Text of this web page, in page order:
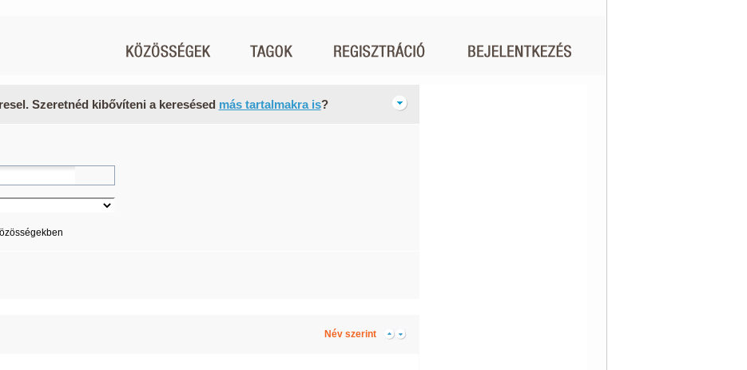
Szeretnéd kibővíteni a keresésed más tartalmakra is?
Név szerint